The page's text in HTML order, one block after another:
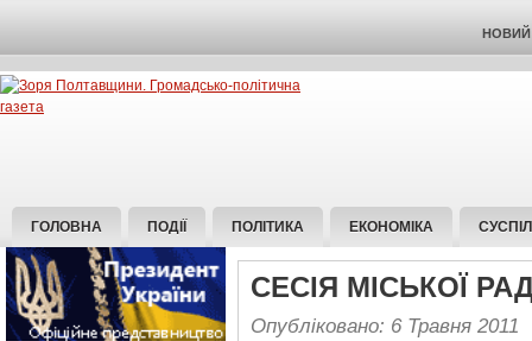
НОВИЙ
ГОЛОВНА ПОДІЇ ПОЛІТИКА ЕКОНОМІКА
СЕСІЯ МІСЬКОЇ
Опубліковано: 6 Травня 2011